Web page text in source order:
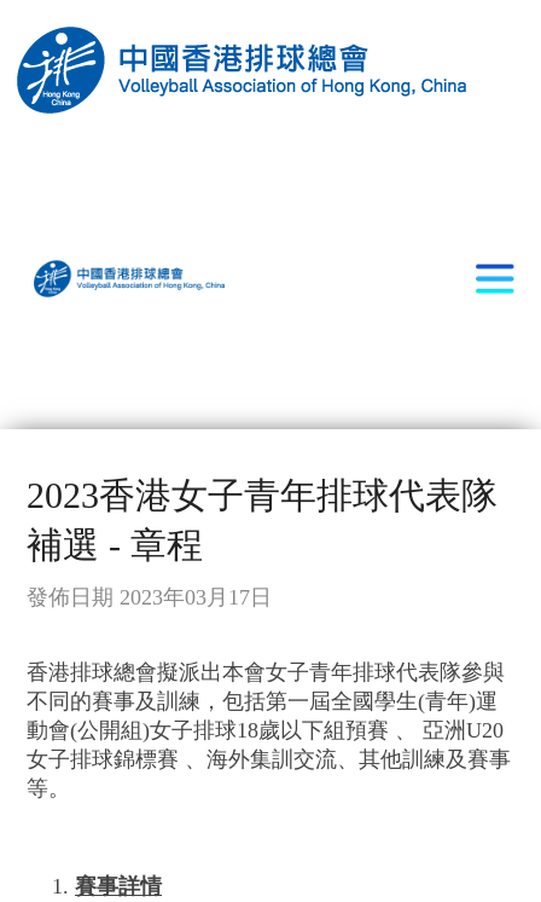
2023香港女子青年排球代表隊
補選 - 章程
發佈日期 2023年03月17日
香港排球總會擬派出本會女子青年排球代表隊參與
不同的賽事及訓練，包括第一屆全國學生(青年)運
動會(公開組)女子排球18歲以下組預賽 、 亞洲U20
女子排球錦標賽 、海外集訓交流、其他訓練及賽事
等。
賽事詳情